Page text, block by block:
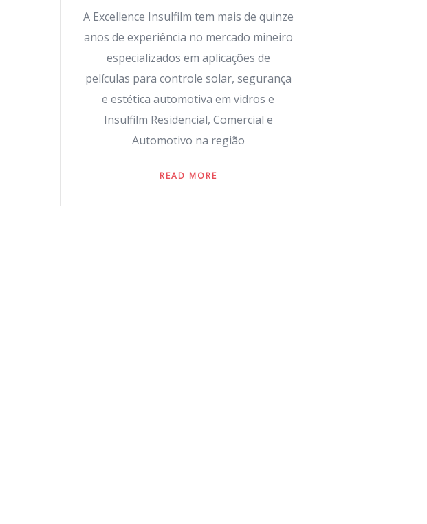
A Excellence Insulfilm tem mais de quinze
anos de experiência no mercado mineiro
especializados em aplicações de
películas para controle solar, segurança
e estética automotiva em vidros e
Insulfilm Residencial, Comercial e
Automotivo na região
READ MORE